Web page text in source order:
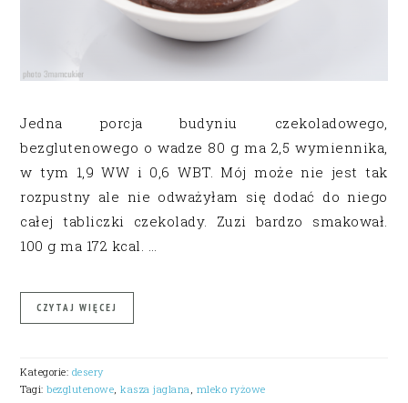
Jedna porcja budyniu czekoladowego,
bezglutenowego o wadze 80 g ma 2,5 wymiennika,
w tym 1,9 WW i 0,6 WBT. Mój może nie jest tak
rozpustny ale nie odważyłam się dodać do niego
całej tabliczki czekolady. Zuzi bardzo smakował.
100 g ma 172 kcal. …
CZYTAJ WIĘCEJ
Kategorie: desery
Tagi:bezglutenowe,kasza jaglana, mleko ryżowe